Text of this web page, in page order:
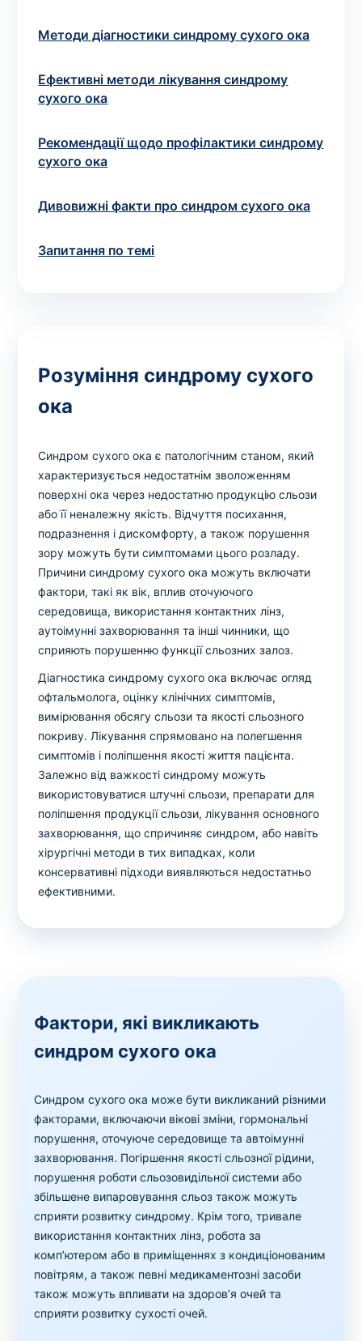
Методи діагностики синдрому сухого ока
Ефективні методи лікування синдрому
сухого ока
Рекомендації щодо профілактики синдрому
сухого ока
Дивовижні факти про синдром сухого ока
Запитання по темі
Розуміння синдрому сухого
ока
Синдром сухого ока є патологічним станом, який
характеризується недостатнім зволоженням
поверхні ока через недостатню продукцію сльози
або її неналежну якість. Відчуття посихання,
подразнення і дискомфорту, а також порушення
зору можуть бути симптомами цього розладу.
Причини синдрому сухого ока можуть включати
фактори, такі як вік, вплив оточуючого
середовища, використання контактних лінз,
аутоімунні захворювання та інші чинники, що
сприяють порушенню функції сльозних залоз.
Діагностика синдрому сухого ока включає огляд
офтальмолога, оцінку клінічних симптомів,
вимірювання обсягу сльози та якості сльозного
покриву. Лікування спрямовано на полегшення
симптомів і поліпшення якості життя пацієнта.
Залежно від важкості синдрому можуть
використовуватися штучні сльози, препарати для
поліпшення продукції сльози, лікування основного
захворювання, що спричиняє синдром, або навіть
хірургічні методи в тих випадках, коли
консервативні підходи виявляються недостатньо
ефективними.
Фактори, які викликають
синдром сухого ока
Синдром сухого ока може бути викликаний різними
факторами, включаючи вікові зміни, гормональні
порушення, оточуюче середовище та автоімунні
захворювання. Погіршення якості сльозної рідини,
порушення роботи сльозовидільної системи або
збільшене випаровування сльоз також можуть
сприяти розвитку синдрому. Крім того, тривале
використання контактних лінз, робота за
комп’ютером або в приміщеннях з кондиціонованим
повітрям, а також певні медикаментозні засоби
також можуть впливати на здоров’я очей та
сприяти розвитку сухості очей.
запишіться до лікаряна консультацію .
* Адміністрація клініки вживає всіх заходів для
своєчасного оновлення розміщеного на сайті прайс-
рекомендуємо уточнювати вартість та терміни
виконання досліджень за телефонами, вказаними на